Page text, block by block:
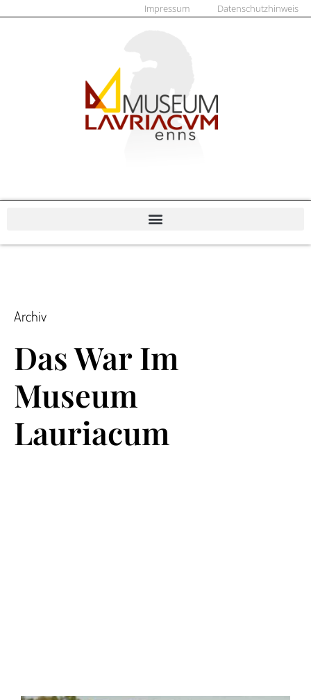
Impressum Datenschutzhinweis
Archiv
Das War Im
Museum
Lauriacum